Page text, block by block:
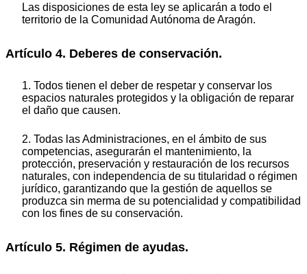
Las disposiciones de esta ley se aplicarán a todo el
territorio de la Comunidad Autónoma de Aragón.
Artículo 4. Deberes de conservación.
1. Todos tienen el deber de respetar y conservar los
espacios naturales protegidos y la obligación de reparar
el daño que causen.
2. Todas las Administraciones, en el ámbito de sus
competencias, asegurarán el mantenimiento, la
protección, preservación y restauración de los recursos
naturales, con independencia de su titularidad o régimen
jurídico, garantizando que la gestión de aquellos se
produzca sin merma de su potencialidad y compatibilidad
con los fines de su conservación.
Artículo 5. Régimen de ayudas.